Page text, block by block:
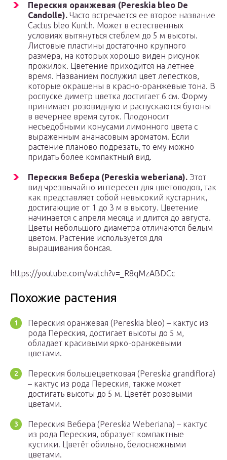
Переския оранжевая (Pereskia bleo De
Candolle). Часто встречается ее второе название
Cactus bleo Kunth. Может в естественных
условиях вытянуться стеблем до 5 м высоты.
Листовые пластины достаточно крупного
размера, на которых хорошо виден рисунок
прожилок. Цветение приходится на летнее
время. Названием послужил цвет лепестков,
которые окрашены в красно-оранжевые тона. В
роспуске диметр цветка достигает 6 см. Форму
принимает розовидную и распускаются бутоны
в вечернее время суток. Плодоносит
несъедобными конусами лимонного цвета с
выраженным ананасовым ароматом. Если
растение планово подрезать, то ему можно
придать более компактный вид.
Переския Вебера (Pereskia weberiana). Этот
вид чрезвычайно интересен для цветоводов, так
как представляет собой невысокий кустарник,
достигающие от 1 до 3 м в высоту. Цветение
начинается с апреля месяца и длится до августа.
Цветы небольшого диаметра отличаются белым
цветом. Растение используется для
выращивания бонсая.
https://youtube.com/watch?v=_R8qMzABDCc
Похожие растения
Переския оранжевая (Pereskia bleo) – кактус из
рода Переския, достигает высоты до 5 м,
обладает красивыми ярко-оранжевыми
цветами.
Переския большецветковая (Pereskia grandiflora)
– кактус из рода Переския, также может
достигать высоты до 5 м. Цветёт розовыми
цветами.
Переския Вебера (Pereskia Weberiana) – кактус
из рода Переския, образует компактные
кустики. Цветёт обильно, белоснежными
цветами.